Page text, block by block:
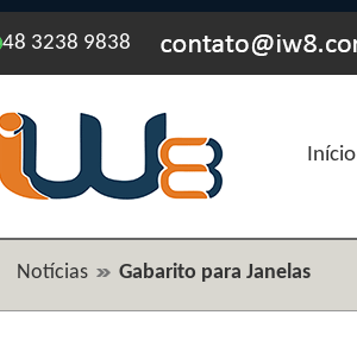
48 3238 9838
Início
Notícias Gabarito para Janelas